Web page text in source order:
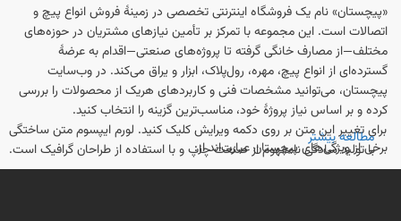
«پیچستان» نام یک فروشگاه اینترنتی تخصصی در زمینهٔ فروش انواع پیچ و
اتصالات است. این مجموعه با تمرکز بر تأمین نیازهای مشتریان در حوزه‌های
مختلف—از مصارف خانگی گرفته تا پروژه‌های صنعتی—اقدام به عرضهٔ
گسترده‌ای از انواع پیچ، مهره، رول‌پلاک، ابزار و یراق می‌کند. در وب‌سایت
پیچستان، می‌توانید مشخصات فنی و کاربردهای هریک از محصولات را بررسی
کرده و بر اساس نیاز پروژهٔ خود، مناسب‌ترین گزینه را انتخاب کنید.
برخی از ویژگی‌های پیچستان عبارت‌اند از:
مطالعه بیشتر
برای تغییر این متن بر روی دکمه ویرایش کلیک کنید. لورم ایپسوم متن ساختگی
با تولید سادگی نامفهوم از صنعت چاپ و با استفاده از طراحان گرافیک است.